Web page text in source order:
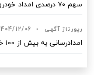
سهم ۷۰ درصدی امداد خودرو ساوه در پیشگیری از حوادث جاده‌ای
رپورتاژ آگهی •
12/06
امدادرسانی به بیش از ۱۰۰ خودرو گرفتار در یک هفته اخیر در اهواز